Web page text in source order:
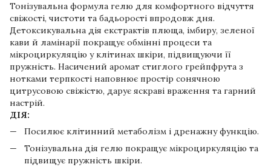
Тонізувальна формула гелю для комфортного відчуття
свіжості, чистоти та бадьорості впродовж дня.
Детоксикувальна дія екстрактів плюща, імбиру, зеленої
кави й ламінарії покращує обмінні процеси та
мікроциркуляцію у клітинах шкіри, підвищуючи її
пружність. Насичений аромат стиглого грейпфрута з
нотками терпкості наповнює простір сонячною
цитрусовою свіжістю, дарує яскраві враження та гарний
настрій.
ДІЯ:
Посилює клітинний метаболізм і дренажну функцію.
Тонізувальна дія гелю покращує мікроциркуляцію та
підвищує пружність шкіри.